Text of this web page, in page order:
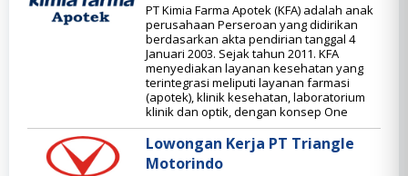
PT Kimia Farma Apotek (KFA) adalah anak
perusahaan Perseroan yang didirikan
berdasarkan akta pendirian tanggal 4
Januari 2003. Sejak tahun 2011. KFA
menyediakan layanan kesehatan yang
terintegrasi meliputi layanan farmasi
(apotek), klinik kesehatan, laboratorium
klinik dan optik, dengan konsep One
Lowongan Kerja PT Triangle
Motorindo